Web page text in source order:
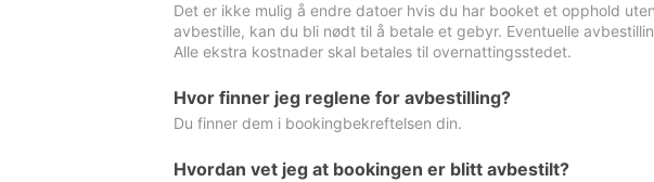
Det er ikke mulig å endre datoer hvis du har booket et opphold
avbestille, kan du bli nødt til å betale et gebyr. Eventuelle
Alle ekstra kostnader skal betales til overnattingsstedet.
Hvor finner jeg reglene for avbestilling?
Du finner dem i bookingbekreftelsen din.
Hvordan vet jeg at bookingen er blitt avbestilt?